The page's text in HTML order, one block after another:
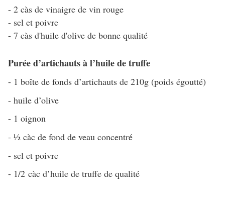
- 2 càs de vinaigre de vin rouge
- sel et poivre
- 7 càs d'huile d'olive de bonne qualité
Purée d’artichauts à l’huile de truffe
- 1 boîte de fonds d’artichauts de 210g (poids égoutté)
- huile d’olive
- 1 oignon
- ½ càc de fond de veau concentré
- sel et poivre
- 1/2 càc d’huile de truffe de qualité